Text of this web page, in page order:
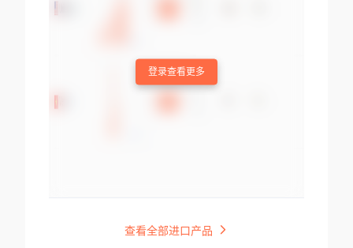
登录查看更多
查看全部进口产品